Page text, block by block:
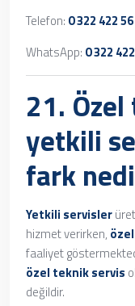
Telefon: 0 322 422
WhatsApp: 0 322
21.
yetkili
fark
Yetkili servisler
hizmet verirken,
faaliyet
özel teknik servis
değildir.